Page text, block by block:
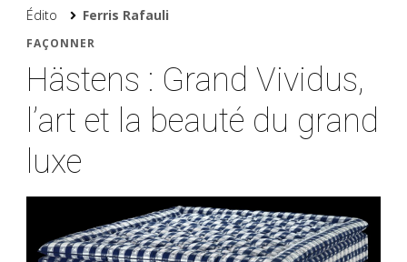
Édito Ferris Rafauli
FAÇONNER
Hästens : Grand Vividus,
l’art et la beauté du grand
luxe